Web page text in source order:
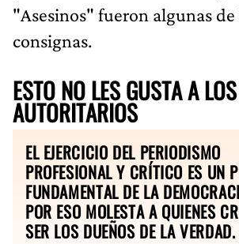
"Asesinos" fueron algunas de
consignas.
ESTO NO LES GUSTA A LOS
AUTORITARIOS
EL EJERCICIO DEL PERIODISMO
PROFESIONAL Y CRÍTICO ES UN
FUNDAMENTAL DE LA
POR ESO MOLESTA A QUIENES
SER LOS DUEÑOS DE LA VERDAD.